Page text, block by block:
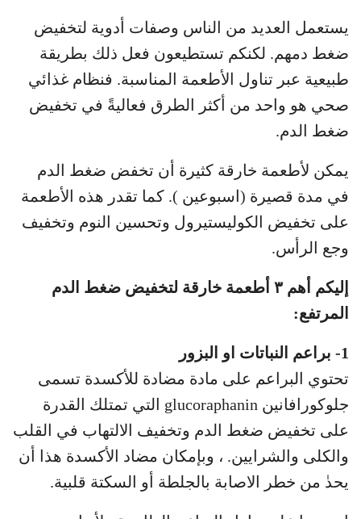
يستعمل العديد من الناس وصفات أدوية لتخفيض
ضغط دمهم. لكنكم تستطيعون فعل ذلك بطريقة
طبيعية عبر تناول الأطعمة المناسبة. فنظام غذائي
صحي هو واحد من أكثر الطرق فعاليةً في تخفيض
ضغط الدم.
يمكن لأطعمة خارقة كثيرة أن تخفض ضغط الدم
في مدة قصيرة (اسبوعين ). كما تقدر هذه الأطعمة
على تخفيض الكوليستيرول وتحسين النوم وتخفيف
وجع الرأس.
إليكم أهم ٣ أطعمة خارقة لتخفيض ضغط الدم
المرتفع:
1- براعم النباتات او البزور
تحتوي البراعم على مادة مضادة للأكسدة تسمى
جلوكورافانين glucoraphanin التي تمتلك القدرة
على تخفيض ضغط الدم وتخفيف الالتهاب في القلب
والكلى والشرايين. ، وبإمكان مضاد الأكسدة هذا أن
يحدٰ من خطر الاصابة بالجلطة أو السكتة قلبية.